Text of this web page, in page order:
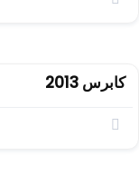
كابرس 2013